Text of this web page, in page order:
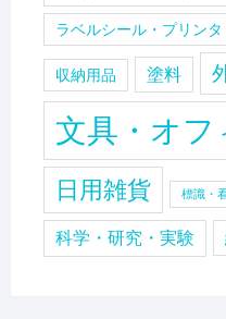
ラベルシール・プリンタ
収納用品 塗料
文具・オフ
日用雑貨 標識・
科学・研究・実験